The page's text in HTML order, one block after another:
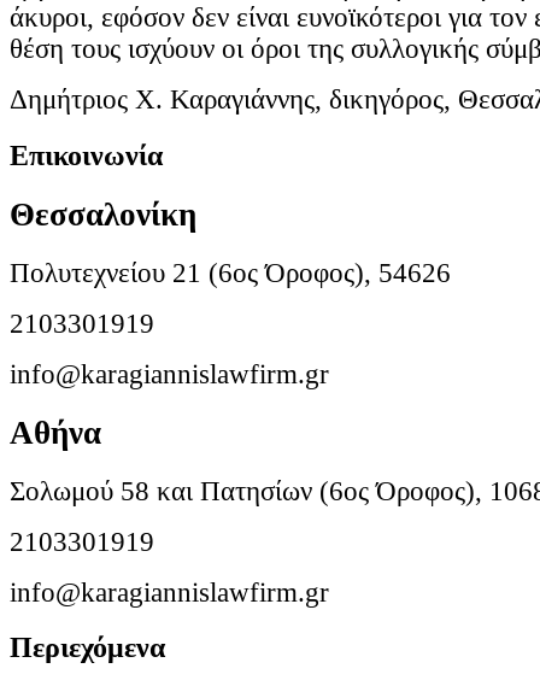
άκυροι, εφόσον δεν είναι ευνοϊκότεροι για
θέση τους ισχύουν οι όροι της συλλογικής
Δημήτριος Χ. Καραγιάννης, δικηγόρος,
Επικοινωνία
Θεσσαλονίκη
Πολυτεχνείου 21 (6ος Όροφος), 54626
2103301919
info@karagiannislawfirm.gr
Αθήνα
Σολωμού 58 και Πατησίων (6ος Όροφος),
2103301919
info@karagiannislawfirm.gr
Περιεχόμενα